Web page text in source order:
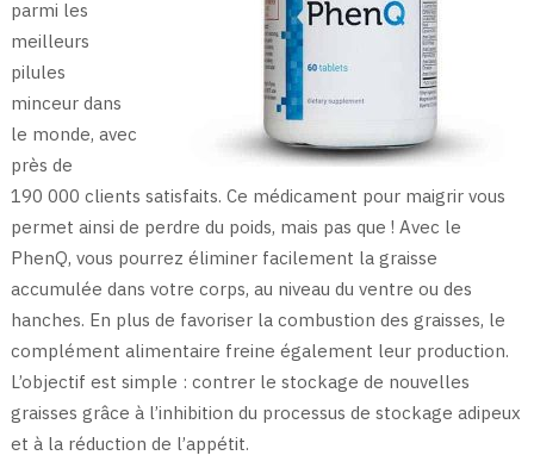
parmi les
meilleurs
pilules
minceur dans
le monde, avec
près de
190 000 clients satisfaits. Ce médicament pour maigrir vous
permet ainsi de perdre du poids, mais pas que ! Avec le
PhenQ, vous pourrez éliminer facilement la graisse
accumulée dans votre corps, au niveau du ventre ou des
hanches. En plus de favoriser la combustion des graisses, le
complément alimentaire freine également leur production.
L’objectif est simple : contrer le stockage de nouvelles
graisses grâce à l’inhibition du processus de stockage adipeux
et à la réduction de l’appétit.